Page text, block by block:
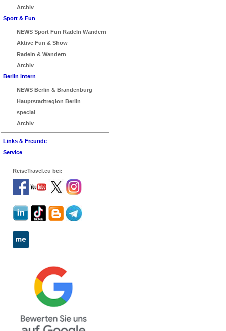
Archiv
Sport & Fun
NEWS Sport Fun Radeln Wandern
Aktive Fun & Show
Radeln & Wandern
Archiv
Berlin intern
NEWS Berlin & Brandenburg
Hauptstadtregion Berlin
special
Archiv
Links & Freunde
Service
ReiseTravel.eu bei: